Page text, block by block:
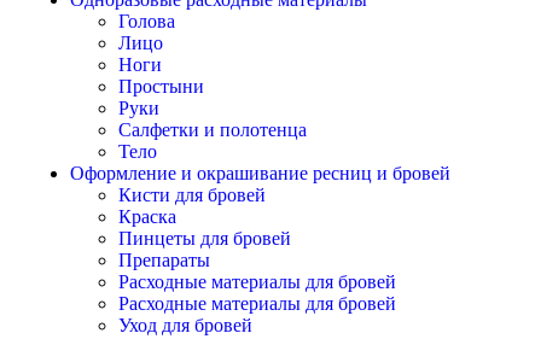
Голова
Лицо
Ноги
Простыни
Руки
Салфетки и полотенца
Тело
Оформление и окрашивание ресниц и бровей
Кисти для бровей
Краска
Пинцеты для бровей
Препараты
Расходные материалы для бровей
Расходные материалы для бровей
Уход для бровей